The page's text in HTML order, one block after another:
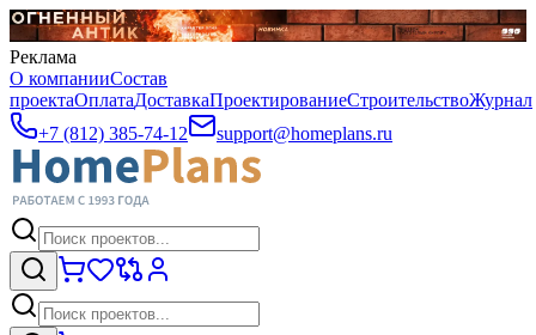
Реклама
О компанииСостав
проектаОплатаДоставкаПроектированиеСтроительствоЖурнал
+7 (812) 385-74-12
support@homeplans.ru